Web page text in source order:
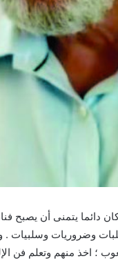
دائما يتمنى أن يصبح
وضروريات
؛ اخذ منهم وتعلم فن